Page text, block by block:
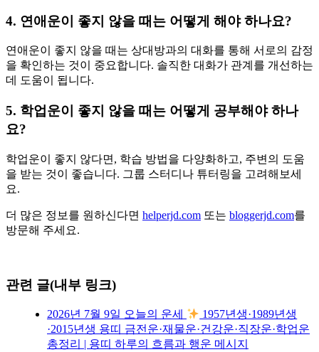
4. 연애운이 좋지 않을 때는 어떻게 해야 하나요?
연애운이 좋지 않을 때는 상대방과의 대화를 통해 서로의 감정
을 확인하는 것이 중요합니다. 솔직한 대화가 관계를 개선하는
데 도움이 됩니다.
5. 학업운이 좋지 않을 때는 어떻게 공부해야 하나
요?
학업운이 좋지 않다면, 학습 방법을 다양화하고, 주변의 도움
을 받는 것이 좋습니다. 그룹 스터디나 튜터링을 고려해보세
요.
더 많은 정보를 원하신다면 helperjd.com 또는 bloggerjd.com를
방문해 주세요.
관련 글(내부 링크)
2026년 7월 9일 오늘의 운세
1957년생·1989년생
·2015년생 용띠 금전운·재물운·건강운·직장운·학업운
총정리 | 용띠 하루의 흐름과 행운 메시지